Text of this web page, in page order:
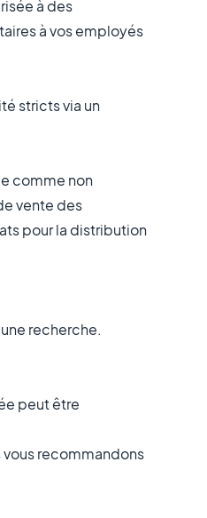
à des
à vos employés
stricts via un
comme non
vente des
pour la distribution
recherche.
peut être
recommandons